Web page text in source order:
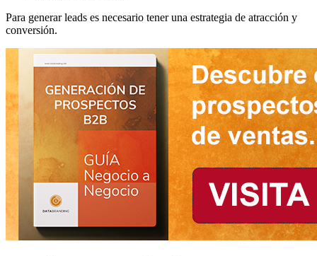
Para generar leads es necesario tener una estrategia de atracción y
conversión.